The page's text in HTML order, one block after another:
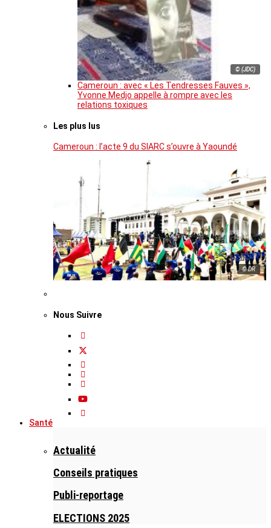
© (JDC)
Cameroun : avec « Les Tendresses Fauves »,
Yvonne Medjo appelle à rompre avec les
relations toxiques
Les plus lus
Cameroun : l’acte 9 du SIARC s’ouvre à Yaoundé
© DR
Nous Suivre
Santé
Actualité
Conseils pratiques
Publi-reportage
ELECTIONS 2025